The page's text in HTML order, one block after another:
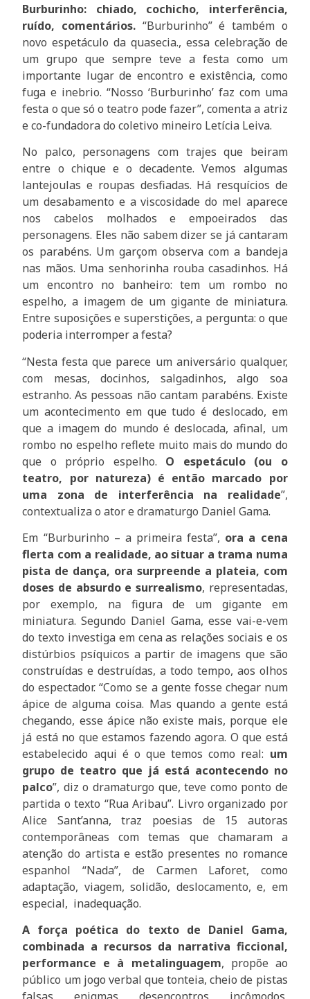
Burburinho: chiado, cochicho, interferência,
ruído, comentários. “Burburinho” é também o
novo espetáculo da quasecia., essa celebração de
um grupo que sempre teve a festa como um
importante lugar de encontro e existência, como
fuga e inebrio. “Nosso ‘Burburinho’ faz com uma
festa o que só o teatro pode fazer”, comenta a atriz
e co-fundadora do coletivo mineiro Letícia Leiva.
No palco, personagens com trajes que beiram
entre o chique e o decadente. Vemos algumas
lantejoulas e roupas desfiadas. Há resquícios de
um desabamento e a viscosidade do mel aparece
nos cabelos molhados e empoeirados das
personagens. Eles não sabem dizer se já cantaram
os parabéns. Um garçom observa com a bandeja
nas mãos. Uma senhorinha rouba casadinhos. Há
um encontro no banheiro: tem um rombo no
espelho, a imagem de um gigante de miniatura.
Entre suposições e superstições, a pergunta: o que
poderia interromper a festa?
“Nesta festa que parece um aniversário qualquer,
com mesas, docinhos, salgadinhos, algo soa
estranho. As pessoas não cantam parabéns. Existe
um acontecimento em que tudo é deslocado, em
que a imagem do mundo é deslocada, afinal, um
rombo no espelho reflete muito mais do mundo do
que o próprio espelho. O espetáculo (ou o
teatro, por natureza) é então marcado por
uma zona de interferência na realidade”,
contextualiza o ator e dramaturgo Daniel Gama.
Em “Burburinho – a primeira festa”, ora a cena
flerta com a realidade, ao situar a trama numa
pista de dança, ora surpreende a plateia, com
doses de absurdo e surrealismo, representadas,
por exemplo, na figura de um gigante em
miniatura. Segundo Daniel Gama, esse vai-e-vem
do texto investiga em cena as relações sociais e os
distúrbios psíquicos a partir de imagens que são
construídas e destruídas, a todo tempo, aos olhos
do espectador. “Como se a gente fosse chegar num
ápice de alguma coisa. Mas quando a gente está
chegando, esse ápice não existe mais, porque ele
já está no que estamos fazendo agora. O que está
estabelecido aqui é o que temos como real: um
grupo de teatro que já está acontecendo no
palco”, diz o dramaturgo que, teve como ponto de
partida o texto “Rua Aribau”. Livro organizado por
Alice Sant’anna, traz poesias de 15 autoras
contemporâneas com temas que chamaram a
atenção do artista e estão presentes no romance
espanhol “Nada”, de Carmen Laforet, como
adaptação, viagem, solidão, deslocamento, e, em
especial, inadequação.
A força poética do texto de Daniel Gama,
combinada a recursos da narrativa ficcional,
performance e à metalinguagem, propõe ao
público um jogo verbal que tonteia, cheio de pistas